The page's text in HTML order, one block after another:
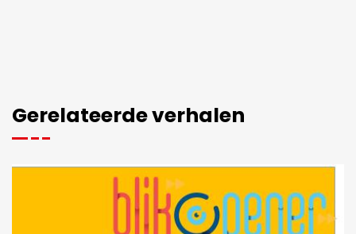
Gerelateerde verhalen